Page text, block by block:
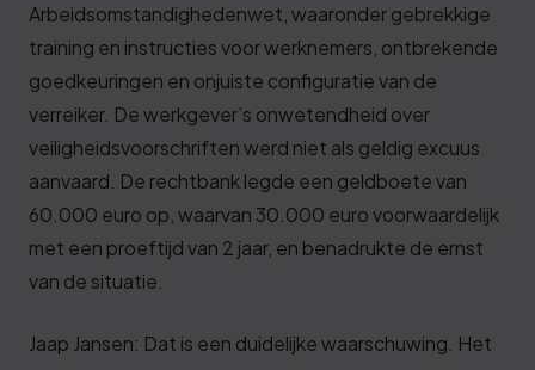
Arbeidsomstandighedenwet, waaronder gebrekkige
training en instructies voor werknemers, ontbrekende
goedkeuringen en onjuiste configuratie van de
verreiker. De werkgever’s onwetendheid over
veiligheidsvoorschriften werd niet als geldig excuus
aanvaard. De rechtbank legde een geldboete van
60.000 euro op, waarvan 30.000 euro voorwaardelijk
met een proeftijd van 2 jaar, en benadrukte de ernst
van de situatie.
Jaap Jansen: Dat is een duidelijke waarschuwing. Het